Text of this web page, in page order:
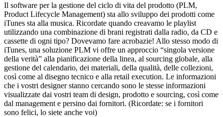
Il software per la gestione del ciclo di vita del prodotto (PLM,
Product Lifecycle Management) sta allo sviluppo dei prodotti come
iTunes sta alla musica. Ricordate quando creavamo le playlist
utilizzando una combinazione di brani registrati dalla radio, da CD e
cassette di ogni tipo? Dovevamo fare acrobazie! Allo stesso modo di
iTunes, una soluzione PLM vi offre un approccio “singola versione
della verità” alla pianificazione della linea, al sourcing globale, alla
gestione del calendario, dei materiali, della qualità, delle collezioni,
così come al disegno tecnico e alla retail execution. Le informazioni
che i vostri designer stanno cercando sono le stesse informazioni
visualizzate dai vostri team di design, prodotto e sourcing, così come
dal management e persino dai fornitori. (Ricordate: se i fornitori
sono felici, lo siete anche voi)